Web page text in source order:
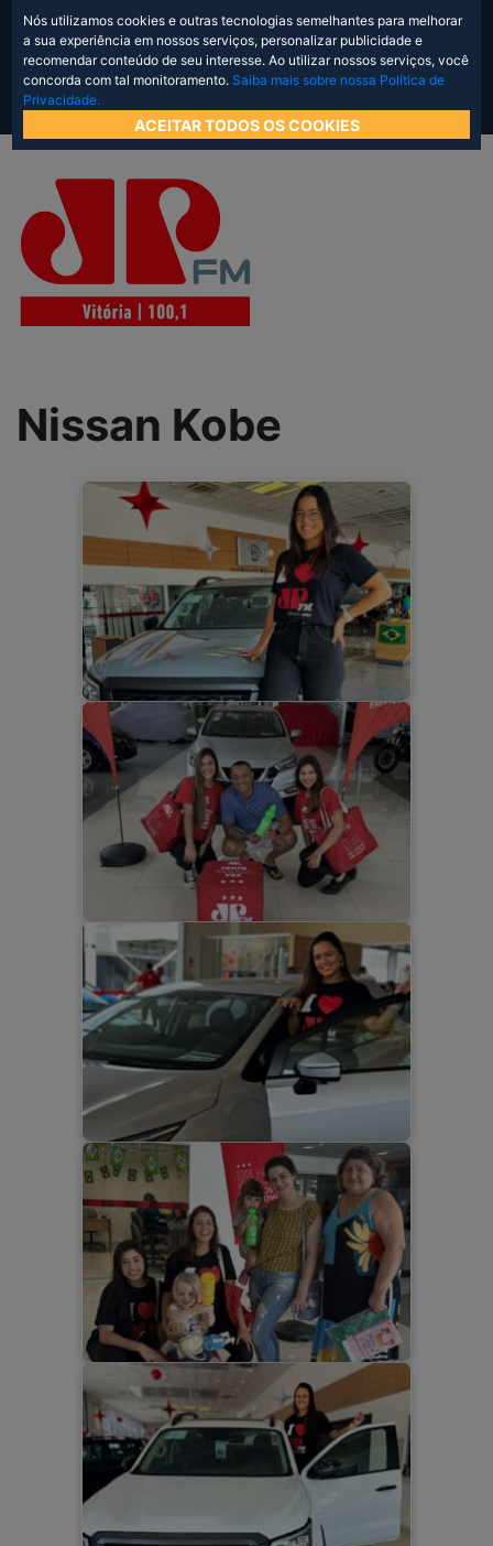
Nós utilizamos cookies e outras tecnologias semelhantes para melhorar
a sua experiência em nossos serviços, personalizar publicidade e
recomendar conteúdo de seu interesse. Ao utilizar nossos serviços, você
concorda com tal monitoramento. Saiba mais sobre nossa Política de
Privacidade.
ACEITAR TODOS OS COOKIES
Nissan Kobe